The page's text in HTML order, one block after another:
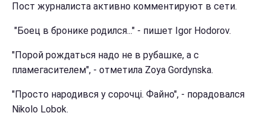
Пост журналиста активно комментируют в сети.
"Боец в бронике родился..." - пишет Igor Hodorov.
"Порой рождаться надо не в рубашке, а с
пламегасителем", - отметила Zoya Gordynska.
"Просто народився у сорочці. Файно", - порадовался
Nikolo Lobok.